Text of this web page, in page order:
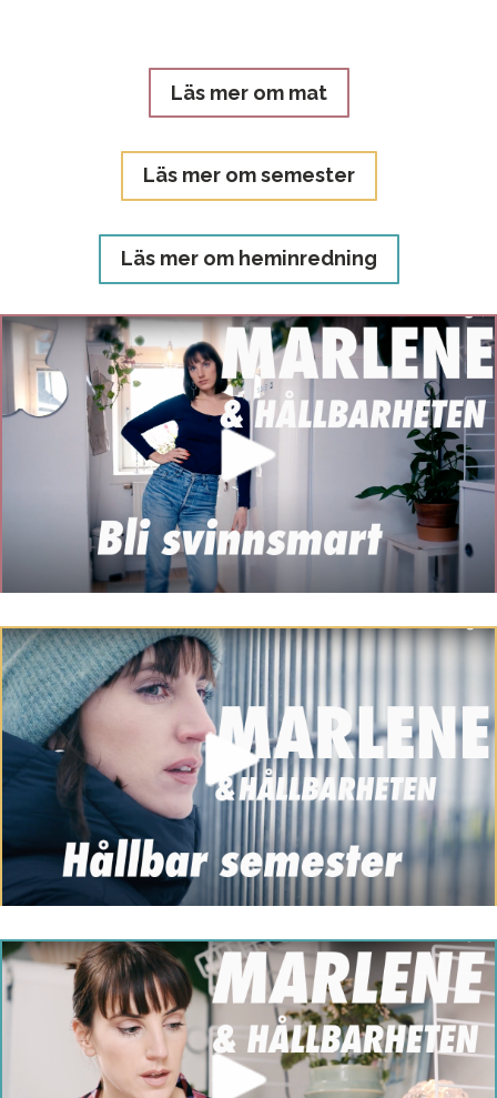
Läs mer om mat
Läs mer om semester
Läs mer om heminredning